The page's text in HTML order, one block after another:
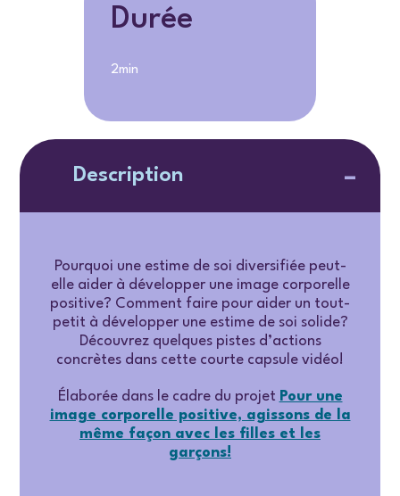
Durée
2min
Description
Pourquoi une estime de soi diversifiée peut-
elle aider à développer une image corporelle
positive? Comment faire pour aider un tout-
petit à développer une estime de soi solide?
Découvrez quelques pistes d’actions
concrètes dans cette courte capsule vidéo!
Élaborée dans le cadre du projet Pour une
image corporelle positive, agissons de la
même façon avec les filles et les
garçons!